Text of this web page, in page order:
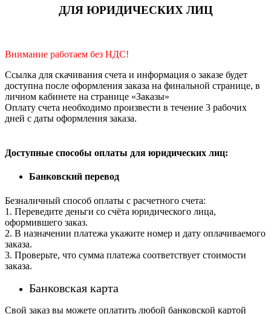
ДЛЯ ЮРИДИЧЕСКИХ ЛИЦ
Внимание работаем без НДС!
Ссылка для скачивания счета и информация о заказе будет
доступна после оформления заказа на финальной странице, в
личном кабинете на странице «Заказы»
Оплату счета необходимо произвести в течение 3 рабочих
дней с даты оформления заказа.
Доступные способы оплаты для юридических лиц:
Банковский перевод
Безналичный способ оплаты с расчетного счета:
1. Переведите деньги со счёта юридического лица,
оформившего заказ.
2. В назначении платежа укажите номер и дату оплачиваемого
заказа.
3. Проверьте, что сумма платежа соответствует стоимости
заказа.
Банковская карта
Свой заказ вы можете оплатить любой банковской картой